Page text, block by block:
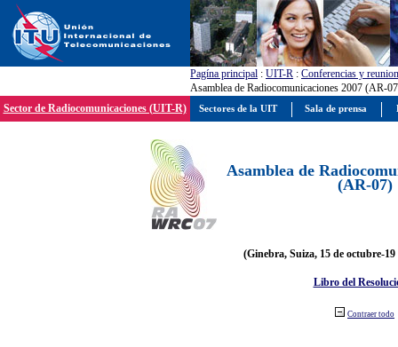
Pagína principal : UIT-R : Conferencias y
Asamblea de Radiocomunicaciones 2007 (AR-
Sector de Radiocomunicaciones (UIT-R)
Asamblea de
(AR-07)
(Ginebra, Suiza, 15 de octubre-19
Libro del
Contraer todo
Sectores de la UIT Sala de prensa